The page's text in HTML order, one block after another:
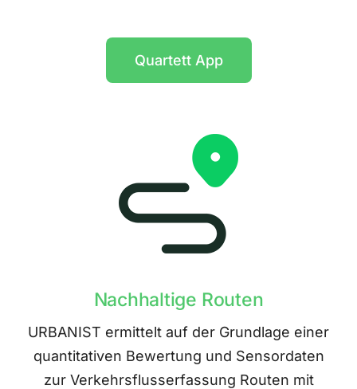
Quartett App
Nachhaltige Routen
URBANIST ermittelt auf der Grundlage einer
quantitativen Bewertung und Sensordaten
zur Verkehrsflusserfassung Routen mit